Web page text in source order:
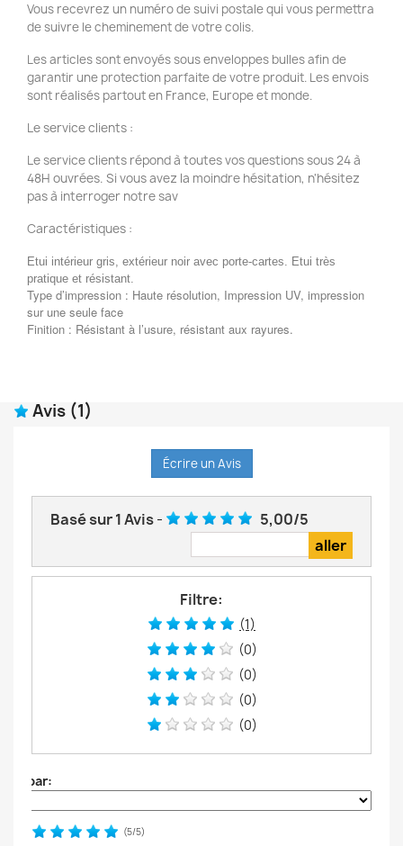
Vous recevrez un numéro de suivi postale qui vous permettra
de suivre le cheminement de votre colis.
Les articles sont envoyés sous enveloppes bulles afin de
garantir une protection parfaite de votre produit. Les envois
sont réalisés partout en France, Europe et monde.
Le service clients :
Le service clients répond à toutes vos questions sous 24 à
48H ouvrées. Si vous avez la moindre hésitation, n'hésitez
pas à interroger notre sav
Caractéristiques :
Etui intérieur gris, extérieur noir avec porte-cartes. Etui très
pratique et résistant.
Type d’impression : Haute résolution, Impression UV, impression
sur une seule face
Finition : Résistant à l’usure, résistant aux rayures.
Avis (1)
Écrire un Avis
Basé sur1Avis- 5,00/5
Filtre:
(1)
(0)
(0)
(0)
(0)
par:
(5/5)